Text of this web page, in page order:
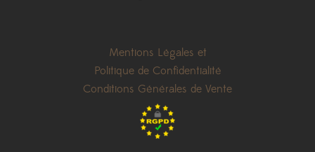
Mentions Légales et
Politique de Confidentialité
Conditions Générales de Vente